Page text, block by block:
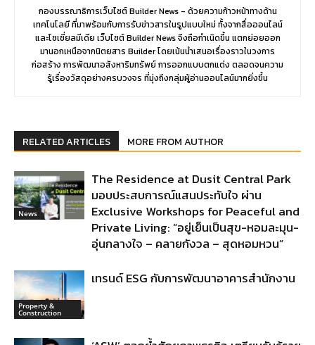
กองบรรณาธิการเว็บไซต์ Builder News - ด้วยความก้าวหน้าทางด้าน
เทคโนโลยี ที่มาพร้อมกับการรับข่าวสารในรูปแบบใหม่ ทั้งจากสื่อออนไลน์
และโซเชี่ยลมีเดีย เว็บไซต์ Builder News จึงถือกำเนิดขึ้น แตกย่อยออก
มานอกเหนือจากนิตยสาร Builder โดยเน้นนำเสนอเรื่องราวในวงการ
ก่อสร้าง การพัฒนาอสังหาริมทรัพย์ การออกแบบตกแต่ง ตลอดจนความ
รู้เรื่องวัสดุอย่างครบวงจร ที่มุ่งถึงกลุ่มผู้อ่านออนไลน์มากยิ่งขึ้น
RELATED ARTICLES MORE FROM AUTHOR
News
The Residence at Dusit Central Park
มอบประสบการณ์แสนประทับใจ ผ่าน
Exclusive Workshops for Peaceful and
Private Living: “อยู่เย็นเป็นสุข-หอมละมุน-
อุ่นกลางใจ – คลายกังวล – สุดหอมหวน”
Property &
Construction
เทรนด์ ESG กับการพัฒนาอาคารสำนักงาน